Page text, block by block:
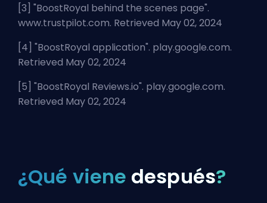
[3] "BoostRoyal behind the scenes page".
www.trustpilot.com. Retrieved May 02, 2024
[4] "BoostRoyal application". play.google.com.
Retrieved May 02, 2024
[5] "BoostRoyal Reviews.io". play.google.com.
Retrieved May 02, 2024
¿Qué viene después?